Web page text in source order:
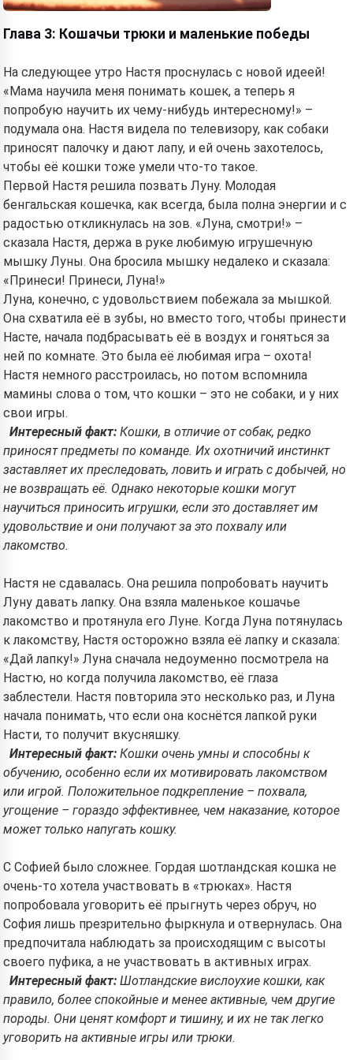
Глава 3: Кошачьи трюки и маленькие победы
На следующее утро Настя проснулась с новой идеей!
«Мама научила меня понимать кошек, а теперь я
попробую научить их чему-нибудь интересному!» –
подумала она. Настя видела по телевизору, как собаки
приносят палочку и дают лапу, и ей очень захотелось,
чтобы её кошки тоже умели что-то такое.
Первой Настя решила позвать Луну. Молодая
бенгальская кошечка, как всегда, была полна энергии и с
радостью откликнулась на зов. «Луна, смотри!» –
сказала Настя, держа в руке любимую игрушечную
мышку Луны. Она бросила мышку недалеко и сказала:
«Принеси! Принеси, Луна!»
Луна, конечно, с удовольствием побежала за мышкой.
Она схватила её в зубы, но вместо того, чтобы принести
Насте, начала подбрасывать её в воздух и гоняться за
ней по комнате. Это была её любимая игра – охота!
Настя немного расстроилась, но потом вспомнила
мамины слова о том, что кошки – это не собаки, и у них
свои игры.
Интересный факт: Кошки, в отличие от собак, редко
приносят предметы по команде. Их охотничий инстинкт
заставляет их преследовать, ловить и играть с добычей, но
не возвращать её. Однако некоторые кошки могут
научиться приносить игрушки, если это доставляет им
удовольствие и они получают за это похвалу или
лакомство.
Настя не сдавалась. Она решила попробовать научить
Луну давать лапку. Она взяла маленькое кошачье
лакомство и протянула его Луне. Когда Луна потянулась
к лакомству, Настя осторожно взяла её лапку и сказала:
«Дай лапку!» Луна сначала недоуменно посмотрела на
Настю, но когда получила лакомство, её глаза
заблестели. Настя повторила это несколько раз, и Луна
начала понимать, что если она коснётся лапкой руки
Насти, то получит вкусняшку.
Интересный факт: Кошки очень умны и способны к
обучению, особенно если их мотивировать лакомством
или игрой. Положительное подкрепление – похвала,
угощение – гораздо эффективнее, чем наказание, которое
может только напугать кошку.
С Софией было сложнее. Гордая шотландская кошка не
очень-то хотела участвовать в «трюках». Настя
попробовала уговорить её прыгнуть через обруч, но
София лишь презрительно фыркнула и отвернулась. Она
предпочитала наблюдать за происходящим с высоты
своего пуфика, а не участвовать в активных играх.
Интересный факт: Шотландские вислоухие кошки, как
правило, более спокойные и менее активные, чем другие
породы. Они ценят комфорт и тишину, и их не так легко
уговорить на активные игры или трюки.